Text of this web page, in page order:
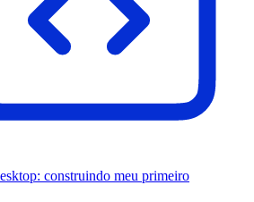
construindo meu primeiro